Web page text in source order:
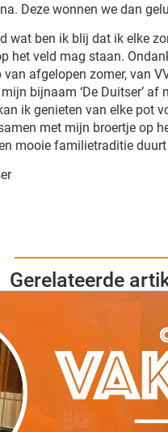
Deze wonnen we dan
wat ben ik blij dat ik elke
het veld mag staan.
van afgelopen zomer, van
bijnaam ‘De Duitser’ af
ik genieten van elke pot
met mijn broertje op
mooie familietraditie
Gerelateerde